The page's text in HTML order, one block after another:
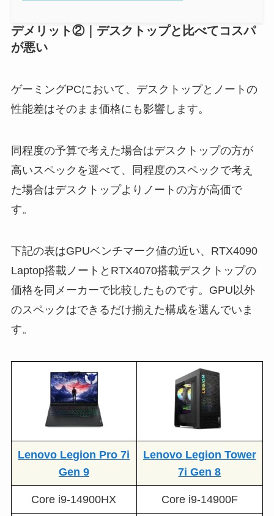
デメリット②｜デスクトップと比べてコスパ
が悪い
ゲーミングPCにおいて、デスクトップとノートの
性能差はそのまま価格にも影響します。
同程度の予算で考えた場合はデスクトップの方が
高いスペックを選べて、同程度のスペックで考え
た場合はデスクトップよりノートの方が高価で
す。
下記の表はGPUベンチマーク値の近い、RTX4090
Laptop搭載ノートとRTX4070搭載デスクトップの
価格を同メーカーで比較したものです。GPU以外
のスペックはできるだけ揃えた構成を選んでいま
す。
Lenovo Legion Pro 7i
Gen 9
Lenovo Legion Tower
7i Gen 8
Core i9-14900HX Core i9-14900F